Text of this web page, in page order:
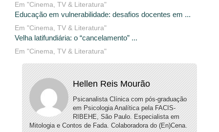
Em "Cinema, TV & Literatura"
Educação em vulnerabilidade: desafios docentes em ...
Em "Cinema, TV & Literatura"
Velha latifundiária: o “cancelamento” ...
Em "Cinema, TV & Literatura"
Hellen Reis Mourão
Psicanalista Clínica com pós-graduação
em Psicologia Analítica pela FACIS-
RIBEHE, São Paulo. Especialista em
Mitologia e Contos de Fada. Colaboradora do (En)Cena.